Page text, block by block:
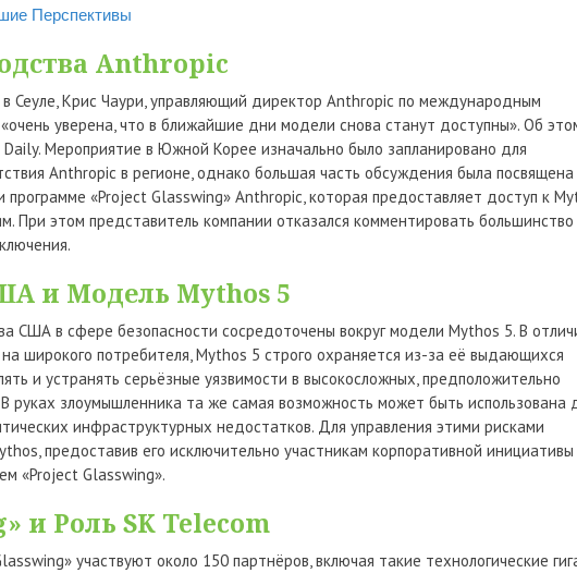
Перспективы
Anthropic
Сеуле, Крис Чаури, управляющий директор Anthropic по международным
уверена, что в ближайшие дни модели снова станут доступны». Об
Мероприятие в Южной Корее изначально было запланировано для
Anthropic в регионе, однако большая часть обсуждения была посвящена
программе «Project Glasswing» Anthropic, которая предоставляет доступ к
При этом представитель компании отказался комментировать большинство
и Модель Mythos 5
США в сфере безопасности сосредоточены вокруг модели Mythos 5. В
широкого потребителя, Mythos 5 строго охраняется из-за её выдающихся
и устранять серьёзные уязвимости в высокосложных, предположительно
руках злоумышленника та же самая возможность может быть использована
инфраструктурных недостатков. Для управления этими рисками
предоставив его исключительно участникам корпоративной инициативы
«Project Glasswing».
и Роль SK Telecom
участвуют около 150 партнёров, включая такие технологические